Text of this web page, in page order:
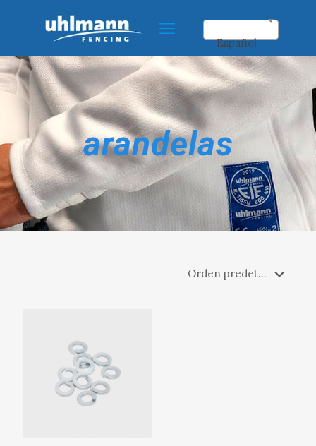
Español
arandelas